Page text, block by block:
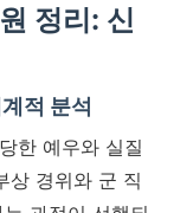
정리: 신
적 분석
한 예우와 실질
상 경위와 군 직